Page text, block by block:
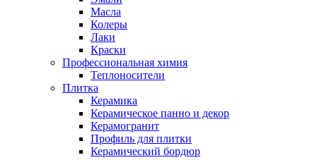
Масла
Колеры
Лаки
Краски
Профессиональная химия
Теплоносители
Плитка
Керамика
Керамическое панно и декор
Керамогранит
Профиль для плитки
Керамический бордюр